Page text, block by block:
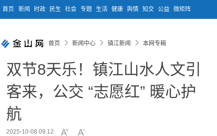
首页 新闻 时政 民生 社会 专题 生活 健康 舆情 知交 公益 微矩阵
首页 新闻中心 镇江新闻 本网专稿
双节8天乐！镇江山水人文引
客来，公交 “志愿红” 暖心护
航
2025-10-08 09:12